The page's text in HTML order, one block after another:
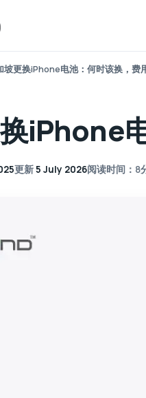
坡更换iPhone电池：何时该换，费
iPhone
更新5 July 2026阅读时间：8